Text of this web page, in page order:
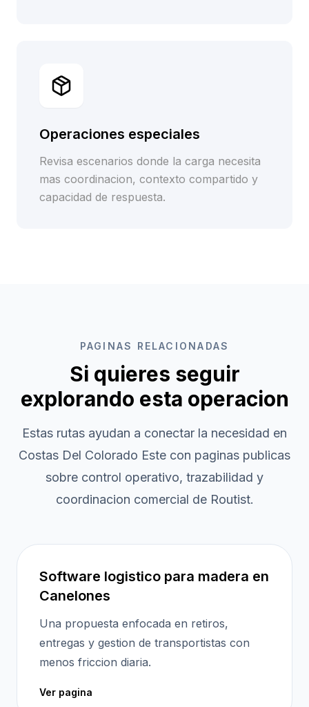
Operaciones especiales
Revisa escenarios donde la carga necesita
mas coordinacion, contexto compartido y
capacidad de respuesta.
PAGINAS RELACIONADAS
Si quieres seguir
explorando esta operacion
Estas rutas ayudan a conectar la necesidad en
Costas Del Colorado Este con paginas publicas
sobre control operativo, trazabilidad y
coordinacion comercial de Routist.
Software logistico para madera en
Canelones
Una propuesta enfocada en retiros,
entregas y gestion de transportistas con
menos friccion diaria.
Ver pagina